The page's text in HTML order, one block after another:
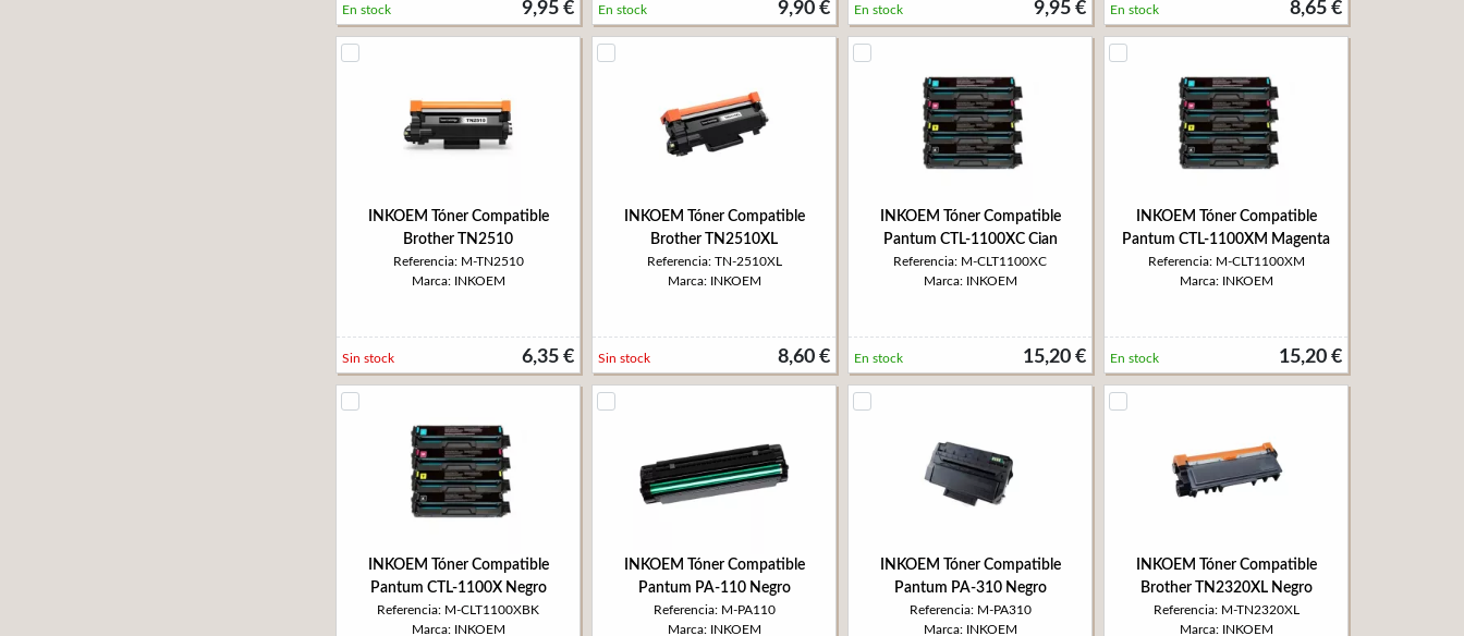
9,95 €
En stock 9,90 €
En stock 9,95 €
En stock 8,65 €
En stock
INKOEM Tóner Compatible
Brother TN2510
Referencia: M-TN2510
Marca: INKOEM
6,35 €
Sin stock
INKOEM Tóner Compatible
Brother TN2510XL
Referencia: TN-2510XL
Marca: INKOEM
8,60 €
Sin stock
INKOEM Tóner Compatible
Pantum CTL-1100XC Cian
Referencia: M-CLT1100XC
Marca: INKOEM
15,20 €
En stock
INKOEM Tóner Compatible
Pantum CTL-1100XM Magenta
Referencia: M-CLT1100XM
Marca: INKOEM
15,20 €
En stock
INKOEM Tóner Compatible
Pantum CTL-1100X Negro
Referencia: M-CLT1100XBK
Marca: INKOEM
INKOEM Tóner Compatible
Pantum PA-110 Negro
Referencia: M-PA110
Marca: INKOEM
INKOEM Tóner Compatible
Pantum PA-310 Negro
Referencia: M-PA310
Marca: INKOEM
INKOEM Tóner Compatible
Brother TN2320XL Negro
Referencia: M-TN2320XL
Marca: INKOEM